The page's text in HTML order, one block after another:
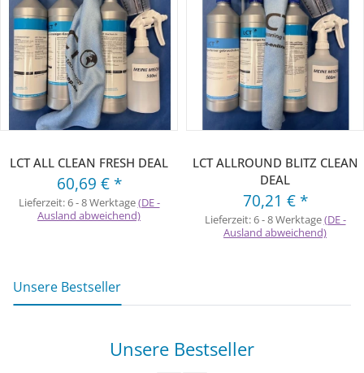
LCT ALL CLEAN FRESH DEAL
60,69 € *
Lieferzeit:6 - 8 Werktage(DE -
Ausland abweichend)
LCT ALLROUND BLITZ CLEAN
DEAL
70,21 € *
Lieferzeit:6 - 8 Werktage(DE -
Ausland abweichend)
Unsere Bestseller
Unsere Bestseller